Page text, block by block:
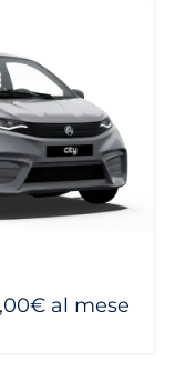
al mese